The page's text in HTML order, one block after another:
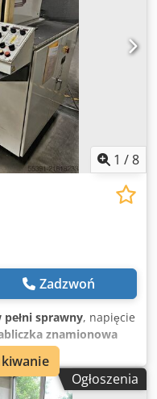
1 /8
Zadzwoń
pełni sprawny, napięcie
znamionowa
obsługi
Sunnen Eclipse EC-
elementów – zakres
Ogłoszenia